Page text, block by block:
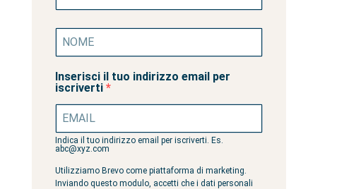
Inserisci il tuo indirizzo email per
iscriverti
Indica il tuo indirizzo email per iscriverti. Es.
abc@xyz.com
Utilizziamo Brevo come piattaforma di marketing.
Inviando questo modulo, accetti che i dati personali